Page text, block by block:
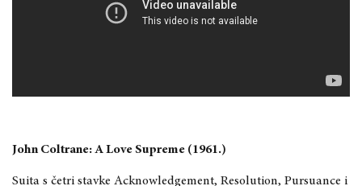
John Coltrane: A Love Supreme (1961.)
Suita s četri stavke Acknowledgement, Resolution, Pursuance i